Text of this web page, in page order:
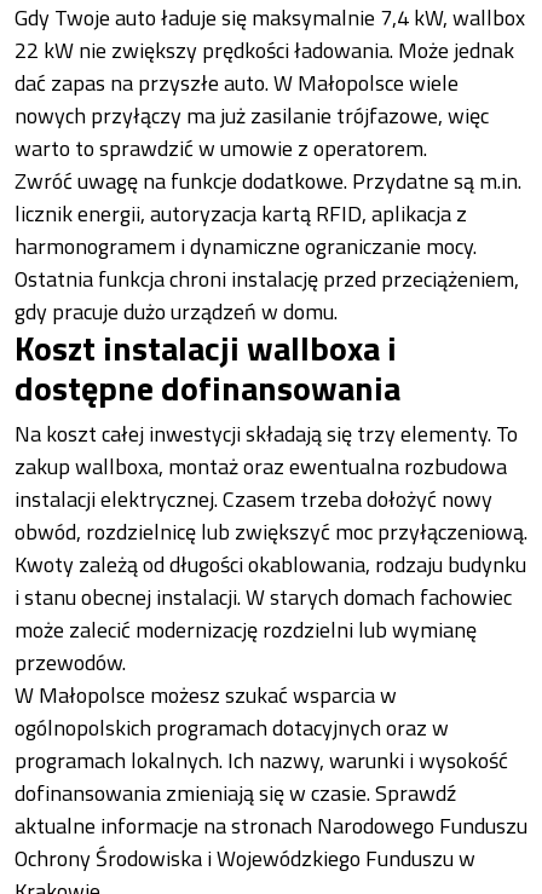
Gdy Twoje auto ładuje się maksymalnie 7,4 kW, wallbox
22 kW nie zwiększy prędkości ładowania. Może jednak
dać zapas na przyszłe auto. W Małopolsce wiele
nowych przyłączy ma już zasilanie trójfazowe, więc
warto to sprawdzić w umowie z operatorem.
Zwróć uwagę na funkcje dodatkowe. Przydatne są m.in.
licznik energii, autoryzacja kartą RFID, aplikacja z
harmonogramem i dynamiczne ograniczanie mocy.
Ostatnia funkcja chroni instalację przed przeciążeniem,
gdy pracuje dużo urządzeń w domu.
Koszt instalacji wallboxa i
dostępne dofinansowania
Na koszt całej inwestycji składają się trzy elementy. To
zakup wallboxa, montaż oraz ewentualna rozbudowa
instalacji elektrycznej. Czasem trzeba dołożyć nowy
obwód, rozdzielnicę lub zwiększyć moc przyłączeniową.
Kwoty zależą od długości okablowania, rodzaju budynku
i stanu obecnej instalacji. W starych domach fachowiec
może zalecić modernizację rozdzielni lub wymianę
przewodów.
W Małopolsce możesz szukać wsparcia w
ogólnopolskich programach dotacyjnych oraz w
programach lokalnych. Ich nazwy, warunki i wysokość
dofinansowania zmieniają się w czasie. Sprawdź
aktualne informacje na stronach Narodowego Funduszu
Ochrony Środowiska i Wojewódzkiego Funduszu w